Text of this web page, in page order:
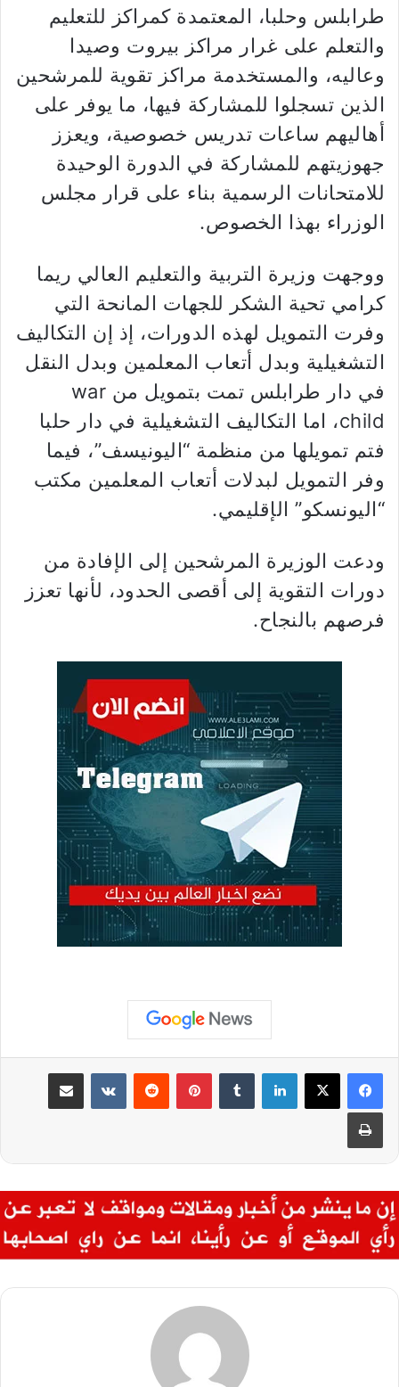
طرابلس وحلبا، المعتمدة كمراكز للتعليم
والتعلم على غرار مراكز بيروت وصيدا
وعاليه، والمستخدمة مراكز تقوية للمرشحين
الذين تسجلوا للمشاركة فيها، ما يوفر على
أهاليهم ساعات تدريس خصوصية، ويعزز
جهوزيتهم للمشاركة في الدورة الوحيدة
للامتحانات الرسمية بناء على قرار مجلس
الوزراء بهذا الخصوص.
ووجهت وزيرة التربية والتعليم العالي ريما
كرامي تحية الشكر للجهات المانحة التي
وفرت التمويل لهذه الدورات، إذ إن التكاليف
التشغيلية وبدل أتعاب المعلمين وبدل النقل
في دار طرابلس تمت بتمويل من war
child، اما التكاليف التشغيلية في دار حلبا
فتم تمويلها من منظمة “اليونيسف”، فيما
وفر التمويل لبدلات أتعاب المعلمين مكتب
“اليونسكو” الإقليمي.
ودعت الوزيرة المرشحين إلى الإفادة من
دورات التقوية إلى أقصى الحدود، لأنها تعزز
فرصهم بالنجاح.
لينكدإن بينتيريست مشاركة عبر البريد
طباعة